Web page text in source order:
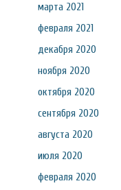
марта 2021
февраля 2021
декабря 2020
ноября 2020
октября 2020
сентября 2020
августа 2020
июля 2020
февраля 2020